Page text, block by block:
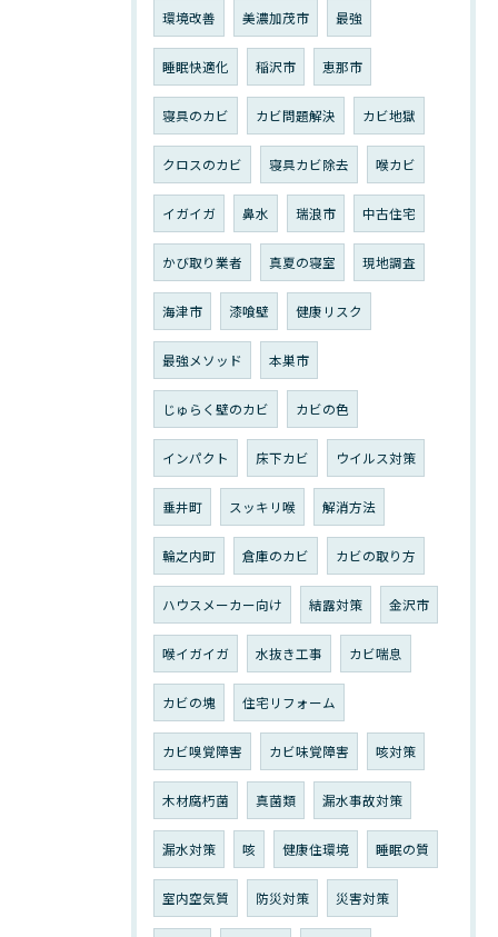
環境改善 美濃加茂市 最強
睡眠快適化 稲沢市 恵那市
寝具のカビ カビ問題解決 カビ地獄
クロスのカビ 寝具カビ除去 喉カビ
イガイガ 鼻水 瑞浪市 中古住宅
かび取り業者 真夏の寝室 現地調査
海津市 漆喰壁 健康リスク
最強メソッド 本巣市
じゅらく壁のカビ カビの色
インパクト 床下カビ ウイルス対策
垂井町 スッキリ喉 解消方法
輪之内町 倉庫のカビ カビの取り方
ハウスメーカー向け 結露対策 金沢市
喉イガイガ 水抜き工事 カビ喘息
カビの塊 住宅リフォーム
カビ嗅覚障害 カビ味覚障害 咳対策
木材腐朽菌 真菌類 漏水事故対策
漏水対策 咳 健康住環境 睡眠の質
室内空気質 防災対策 災害対策